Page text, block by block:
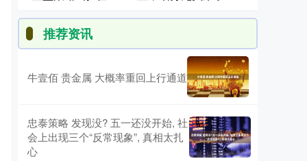
推荐资讯
牛壹佰 贵金属 大概率重回上行通道
忠泰策略 发现没? 五一还没开始, 社
会上出现三个“反常现象”, 真相太扎
心